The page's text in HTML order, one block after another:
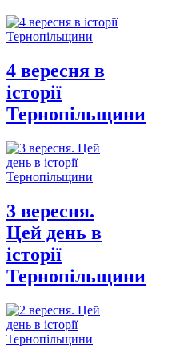
4 вересня в
історії
Тернопільщини
3 вересня.
Цей день в
історії
Тернопільщини